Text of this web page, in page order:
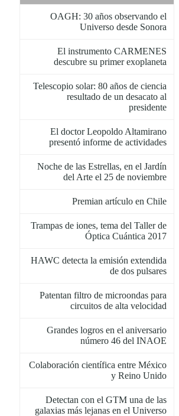
OAGH: 30 años observando el
Universo desde Sonora
El instrumento CARMENES
descubre su primer exoplaneta
Telescopio solar: 80 años de ciencia
resultado de un desacato al
presidente
El doctor Leopoldo Altamirano
presentó informe de actividades
Noche de las Estrellas, en el Jardín
del Arte el 25 de noviembre
Premian artículo en Chile
Trampas de iones, tema del Taller de
Óptica Cuántica 2017
HAWC detecta la emisión extendida
de dos pulsares
Patentan filtro de microondas para
circuitos de alta velocidad
Grandes logros en el aniversario
número 46 del INAOE
Colaboración científica entre México
y Reino Unido
Detectan con el GTM una de las
galaxias más lejanas en el Universo